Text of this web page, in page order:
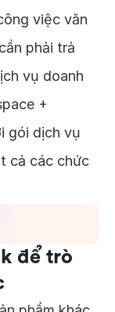
việc văn
phải trả
vụ doanh
+
gói dịch vụ
cả các chức
để trò